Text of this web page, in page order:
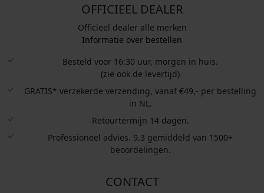
OFFICIEEL DEALER
Officieel dealer alle merken
Informatie over bestellen
Besteld voor 16:30 uur, morgen in huis.
(zie ook de levertijd)
GRATIS* verzekerde verzending, vanaf €49,- per bestelling
in NL.
Retourtermijn 14 dagen.
Professioneel advies. 9.3 gemiddeld van 1500+
beoordelingen.
CONTACT